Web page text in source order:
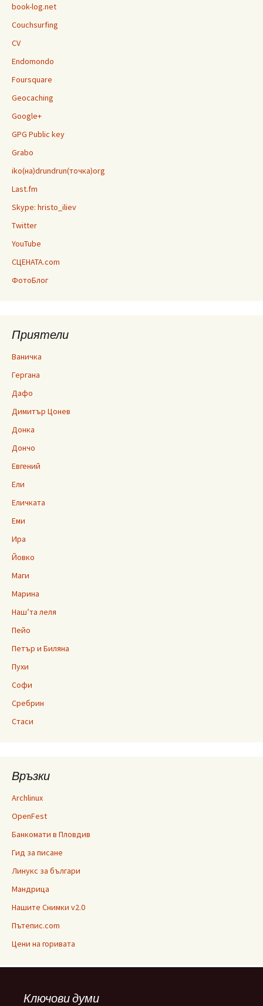
book-log.net
Couchsurfing
CV
Endomondo
Foursquare
Geocaching
Google+
GPG Public key
Grabo
iko(на)drundrun(точка)org
Last.fm
Skype: hristo_iliev
Twitter
YouTube
СЦЕНАТА.com
ФотоБлог
Приятели
Ваничка
Гергана
Дафо
Димитър Цонев
Донка
Дончо
Евгений
Ели
Еличката
Еми
Ира
Йовко
Маги
Марина
Наш’та леля
Пейо
Петър и Биляна
Пухи
Софи
Сребрин
Стаси
Връзки
Archlinux
OpenFest
Банкомати в Пловдив
Гид за писане
Линукс за българи
Мандрица
Нашите Снимки v2.0
Пътепис.com
Цени на горивата
Ключови думи